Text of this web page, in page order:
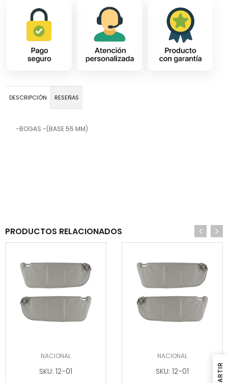
DESCRIPCIÓN RESEÑAS
-BOGAS -(BASE 55 MM)
PRODUCTOS RELACIONADOS
NACIONAL
SKU: 12-01
NACIONAL
SKU: 12-01